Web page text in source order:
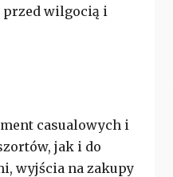
przed wilgocią i
casualowych i
jak i do
wyjścia na zakupy